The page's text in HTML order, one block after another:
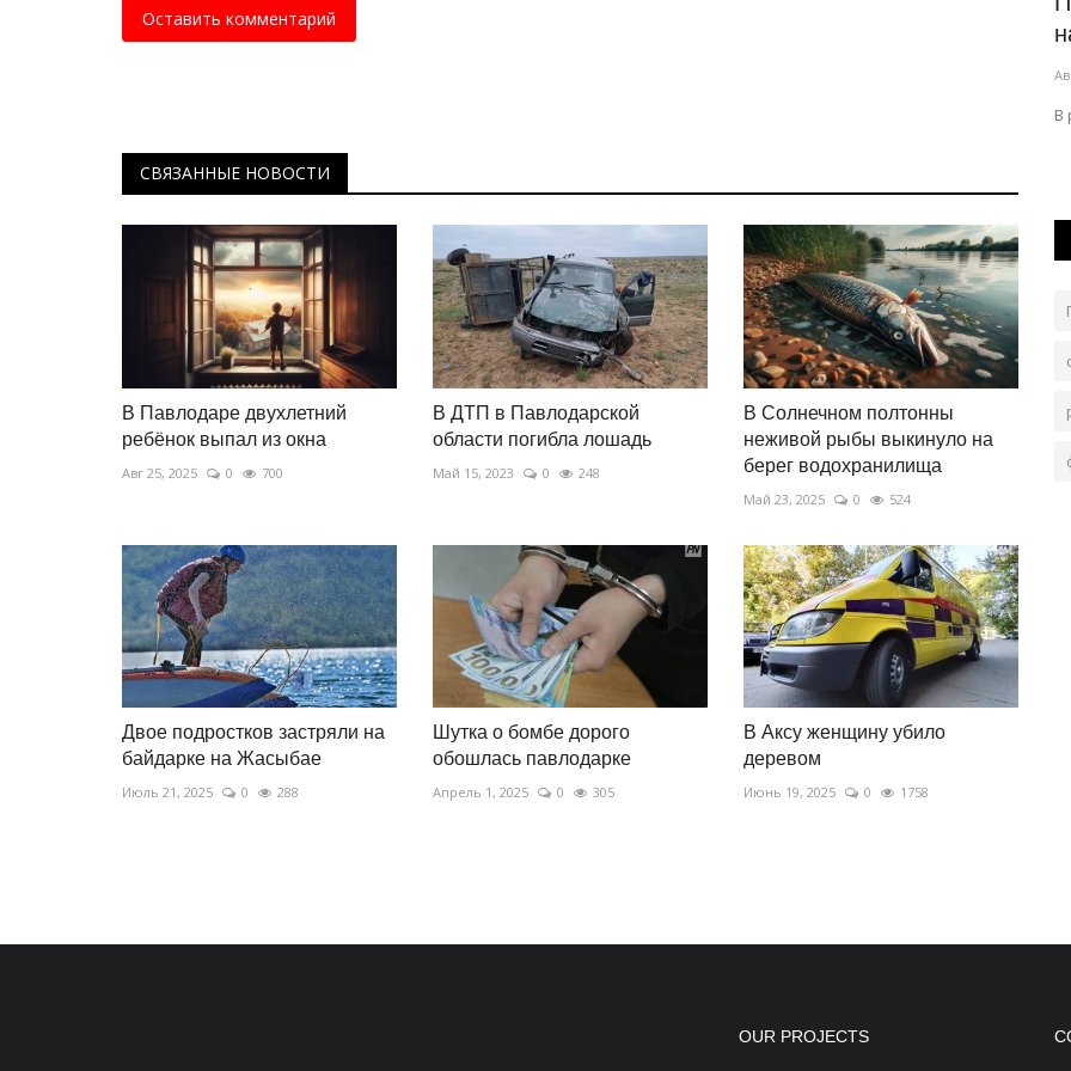
Оставить комментарий
СВЯЗАННЫЕ НОВОСТИ
В Павлодаре двухлетний
ребёнок выпал из окна
Авг 25, 2025 0 700
В ДТП в Павлодарской
области погибла лошадь
Май 15, 2023 0 248
В Солнечном полтонны
неживой рыбы выкинуло на
берег водохранилища
Май 23, 2025 0 524
Двое подростков застряли на
байдарке на Жасыбае
Июль 21, 2025 0 288
Шутка о бомбе дорого
обошлась павлодарке
Апрель 1, 2025 0 305
В Аксу женщину убило
деревом
Июнь 19, 2025 0 1758
домбре среди красот Баянаула
OUR PROJECTS